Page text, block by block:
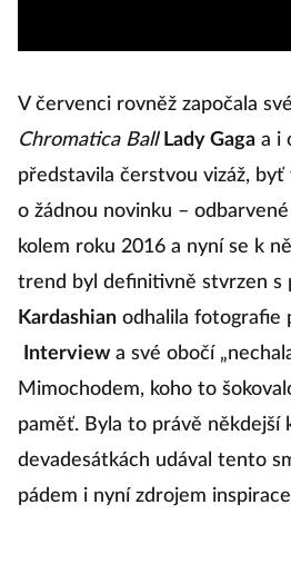
V červenci rovněž započala
Chromatica Ball Lady Gagaa i
představila čerstvou vizáž,
o žádnou novinku –
kolem roku 2016 a nyní se k
trend byl definitivně stvrzen s
Kardashian odhalila fotografie
Interviewa své obočí
Mimochodem, koho to
paměť. Byla to právě někdejší
devadesátkách udával tento
pádem i nyní zdrojem